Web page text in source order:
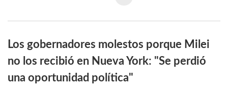
Los gobernadores molestos porque Milei
no los recibió en Nueva York: "Se perdió
una oportunidad política"